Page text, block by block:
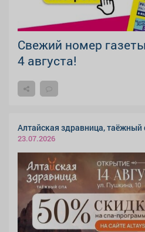
Свежий номер
4 августа!
Алтайская здравница, таёжный
23.07.2026